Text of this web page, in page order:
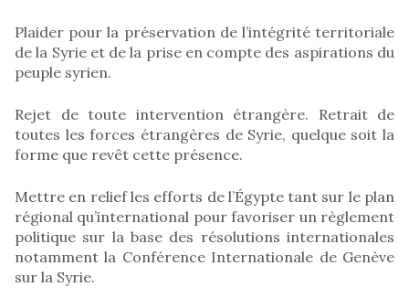
Plaider pour la préservation de l’intégrité territoriale
de la Syrie et de la prise en compte des aspirations du
peuple syrien.
Rejet de toute intervention étrangère. Retrait de
toutes les forces étrangères de Syrie, quelque soit la
forme que revêt cette présence.
Mettre en relief les efforts de l’Égypte tant sur le plan
régional qu’international pour favoriser un règlement
politique sur la base des résolutions internationales
notamment la Conférence Internationale de Genève
sur la Syrie.